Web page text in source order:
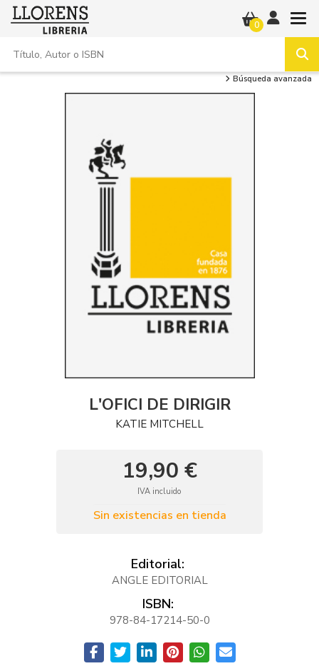
Búsqueda avanzada
0
L'OFICI DE DIRIGIR
KATIE MITCHELL
19,90 €
IVA incluido
Sin existencias en tienda
Editorial:
ANGLE EDITORIAL
ISBN:
978-84-17214-50-0